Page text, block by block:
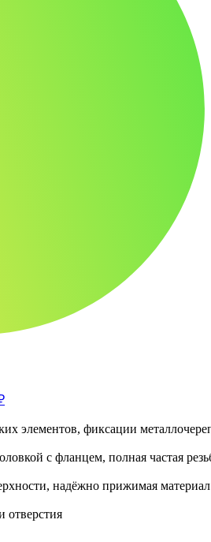
элементов, фиксации
с фланцем, полная частая
надёжно прижимая материал
отверстия